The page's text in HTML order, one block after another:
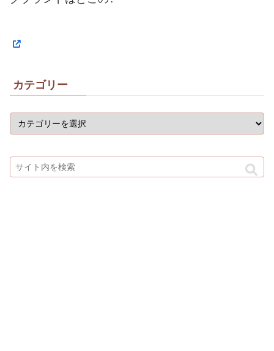
カテゴリー